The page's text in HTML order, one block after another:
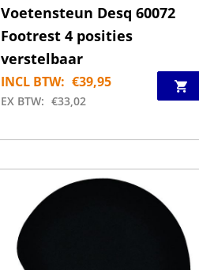
Voetensteun Desq 60072
Footrest 4 posities
verstelbaar
INCL BTW: €39,95
EX BTW: €33,02